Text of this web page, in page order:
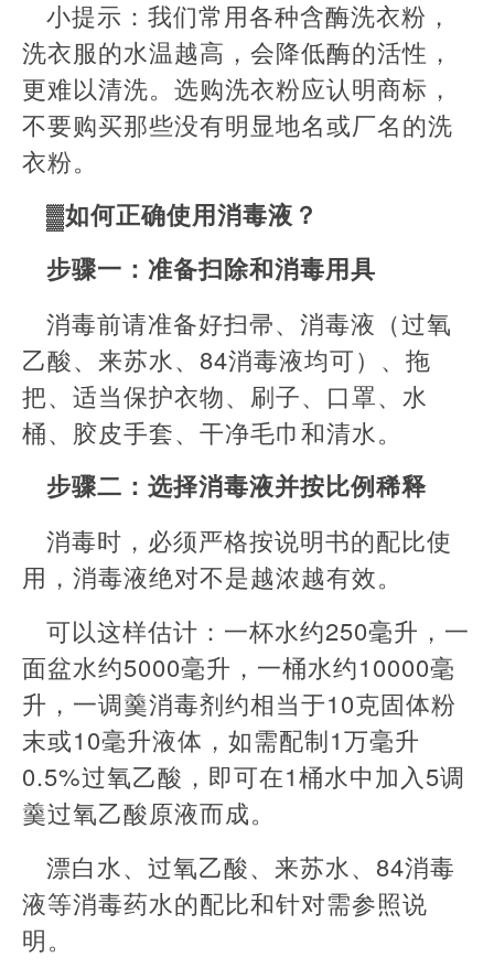
小提示：我们常用各种含酶洗衣粉，
洗衣服的水温越高，会降低酶的活性，
更难以清洗。选购洗衣粉应认明商标，
不要购买那些没有明显地名或厂名的洗
衣粉。
▓如何正确使用消毒液？
步骤一：准备扫除和消毒用具
消毒前请准备好扫帚、消毒液（过氧
乙酸、来苏水、84消毒液均可）、拖
把、适当保护衣物、刷子、口罩、水
桶、胶皮手套、干净毛巾和清水。
步骤二：选择消毒液并按比例稀释
消毒时，必须严格按说明书的配比使
用，消毒液绝对不是越浓越有效。
可以这样估计：一杯水约250毫升，一
面盆水约5000毫升，一桶水约10000毫
升，一调羹消毒剂约相当于10克固体粉
末或10毫升液体，如需配制1万毫升
0.5%过氧乙酸，即可在1桶水中加入5调
羹过氧乙酸原液而成。
漂白水、过氧乙酸、来苏水、84消毒
液等消毒药水的配比和针对需参照说
明。